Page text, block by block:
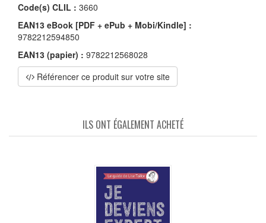
Code(s) CLIL : 3660
EAN13 eBook [PDF + ePub + Mobi/Kindle] :
9782212594850
EAN13 (papier) : 9782212568028
Référencer ce produit sur votre site
ILS ONT ÉGALEMENT ACHETÉ